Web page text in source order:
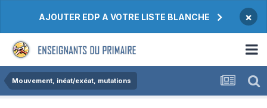
AJOUTER EDP A VOTRE LISTE BLANCHE ×
Mouvement, inéat/exéat, mutations